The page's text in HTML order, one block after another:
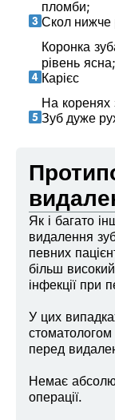
пломби;
Скол нижче
Коронка
рівень ясна;
Карієс
На коренях
Зуб дуже
Як і багато
видалення
певних
більш
інфекції при
У цих
перед
Немає
операції.